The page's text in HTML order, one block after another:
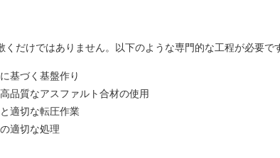
くだけではありません。以下のような専門的な工程が必要で
基づく基盤作り
品質なアスファルト合材の使用
適切な転圧作業
適切な処理